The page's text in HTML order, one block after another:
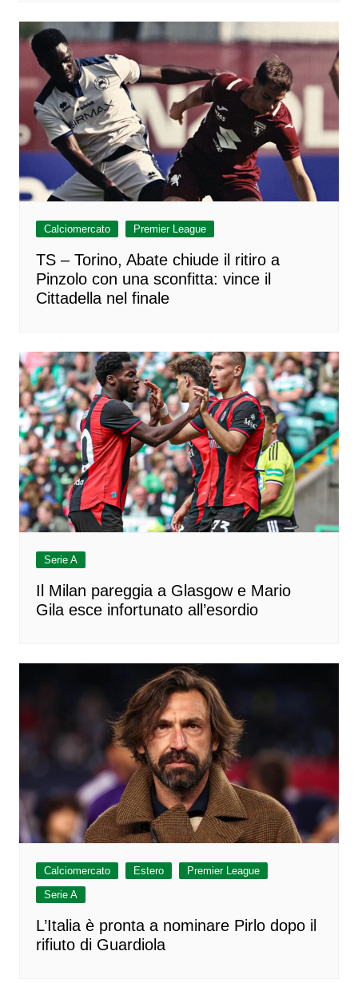
Calciomercato Premier League
TS – Torino, Abate chiude il ritiro a
Pinzolo con una sconfitta: vince il
Cittadella nel finale
Serie A
Il Milan pareggia a Glasgow e Mario
Gila esce infortunato all’esordio
Calciomercato Estero
Premier League
Serie A
L’Italia è pronta a nominare Pirlo dopo il
rifiuto di Guardiola